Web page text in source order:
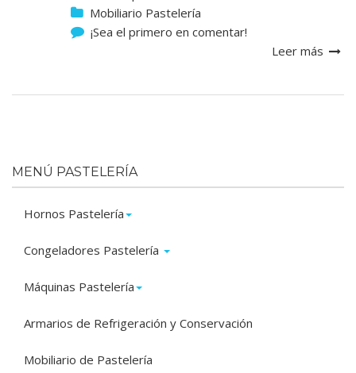
Mobiliario Pastelería
¡Sea el primero en comentar!
Leer más
MENÚ PASTELERÍA
Hornos Pastelería
Congeladores Pastelería
Máquinas Pastelería
Armarios de Refrigeración y Conservación
Mobiliario de Pastelería